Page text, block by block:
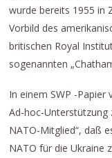
wurde bereits 1955 in
Vorbild des
britischen Royal
sogenannten
In einem SWP -Papier
Ad-hoc-Unterstützung
NATO-Mitglied“, daß
NATO für die Ukraine